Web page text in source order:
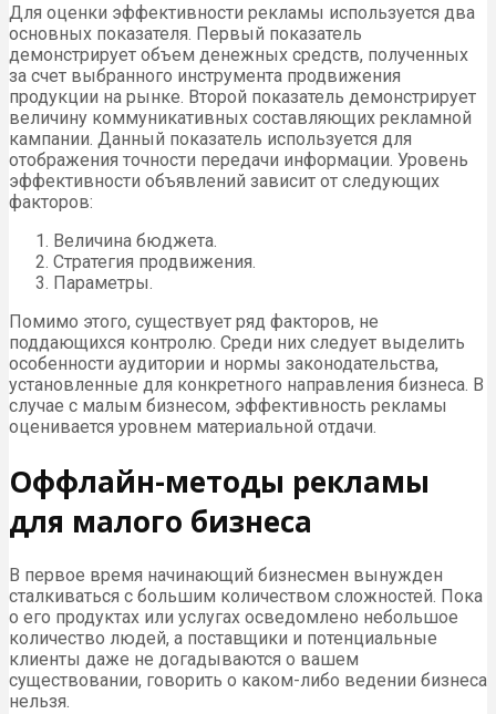
Для оценки эффективности рекламы используется два
основных показателя. Первый показатель
демонстрирует объем денежных средств, полученных
за счет выбранного инструмента продвижения
продукции на рынке. Второй показатель демонстрирует
величину коммуникативных составляющих рекламной
кампании. Данный показатель используется для
отображения точности передачи информации. Уровень
эффективности объявлений зависит от следующих
факторов:
Величина бюджета.
Стратегия продвижения.
Параметры.
Помимо этого, существует ряд факторов, не
поддающихся контролю. Среди них следует выделить
особенности аудитории и нормы законодательства,
установленные для конкретного направления бизнеса. В
случае с малым бизнесом, эффективность рекламы
оценивается уровнем материальной отдачи.
Оффлайн-методы рекламы
для малого бизнеса
В первое время начинающий бизнесмен вынужден
сталкиваться с большим количеством сложностей. Пока
о его продуктах или услугах осведомлено небольшое
количество людей, а поставщики и потенциальные
клиенты даже не догадываются о вашем
существовании, говорить о каком-либо ведении бизнеса
нельзя.